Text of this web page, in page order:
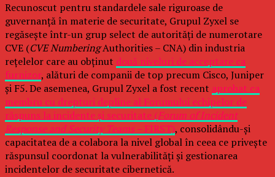
Recunoscut pentru standardele sale riguroase de
guvernanță în materie de securitate, Grupul Zyxel se
regăsește într-un grup select de autorități de numerotare
CVE (CVE NumberingAuthorities – CNA) din industria
rețelelor care au obținut două niveluri de acceptare ca
furnizor, alături de companii de top precum Cisco, Juniper
și F5. De asemenea, Grupul Zyxel a fost recent aprobat ca
membru cu drepturi depline al Forumului echipelor de
răspuns la incidente și securitate (Forum of Incident
Response and Security Teams –FIRST), consolidându-și
capacitatea de a colabora la nivel global în ceea ce privește
răspunsul coordonat la vulnerabilități și gestionarea
incidentelor de securitate cibernetică.